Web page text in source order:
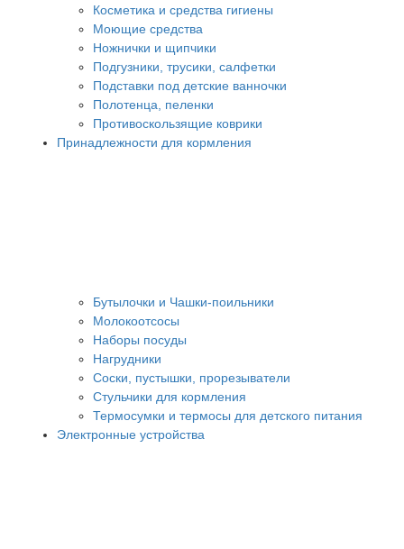
Косметика и средства гигиены
Моющие средства
Ножнички и щипчики
Подгузники, трусики, салфетки
Подставки под детские ванночки
Полотенца, пеленки
Противоскользящие коврики
Принадлежности для кормления
Бутылочки и Чашки-поильники
Молокоотсосы
Наборы посуды
Нагрудники
Соски, пустышки, прорезыватели
Стульчики для кормления
Термосумки и термосы для детского питания
Электронные устройства